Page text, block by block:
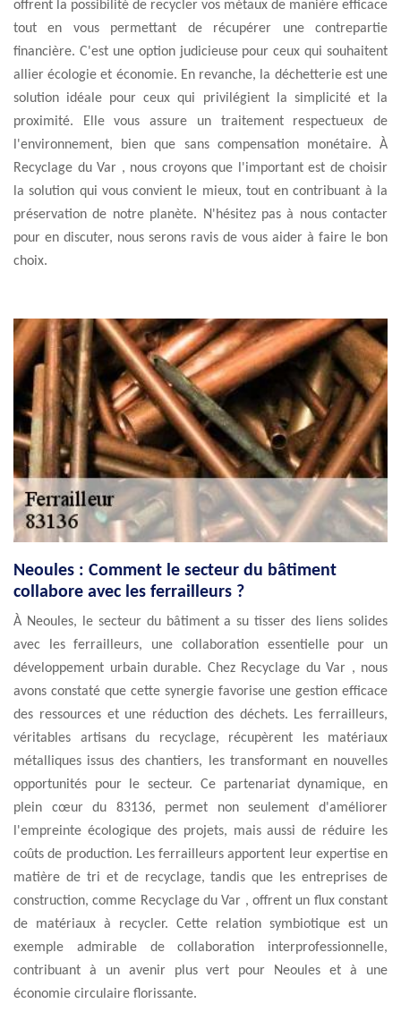
offrent la possibilité de recycler vos métaux de manière efficace
tout en vous permettant de récupérer une contrepartie
financière. C'est une option judicieuse pour ceux qui souhaitent
allier écologie et économie. En revanche, la déchetterie est une
solution idéale pour ceux qui privilégient la simplicité et la
proximité. Elle vous assure un traitement respectueux de
l'environnement, bien que sans compensation monétaire. À
Recyclage du Var , nous croyons que l'important est de choisir
la solution qui vous convient le mieux, tout en contribuant à la
préservation de notre planète. N'hésitez pas à nous contacter
pour en discuter, nous serons ravis de vous aider à faire le bon
choix.
Neoules : Comment le secteur du bâtiment
collabore avec les ferrailleurs ?
À Neoules, le secteur du bâtiment a su tisser des liens solides
avec les ferrailleurs, une collaboration essentielle pour un
développement urbain durable. Chez Recyclage du Var , nous
avons constaté que cette synergie favorise une gestion efficace
des ressources et une réduction des déchets. Les ferrailleurs,
véritables artisans du recyclage, récupèrent les matériaux
métalliques issus des chantiers, les transformant en nouvelles
opportunités pour le secteur. Ce partenariat dynamique, en
plein cœur du 83136, permet non seulement d'améliorer
l'empreinte écologique des projets, mais aussi de réduire les
coûts de production. Les ferrailleurs apportent leur expertise en
matière de tri et de recyclage, tandis que les entreprises de
construction, comme Recyclage du Var , offrent un flux constant
de matériaux à recycler. Cette relation symbiotique est un
exemple admirable de collaboration interprofessionnelle,
contribuant à un avenir plus vert pour Neoules et à une
économie circulaire florissante.